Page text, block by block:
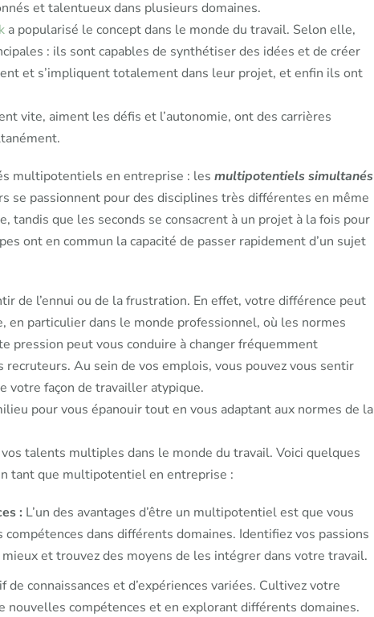
et talentueux dans plusieurs domaines.
a popularisé le concept dans le monde du travail. Selon elle,
: ils sont capables de synthétiser des idées et de créer
et s’impliquent totalement dans leur projet, et enfin ils ont
vite, aiment les défis et l’autonomie, ont des carrières
multipotentiels en entreprise : les multipotentiels simultanés
se passionnent pour des disciplines très différentes en même
que les seconds se consacrent à un projet à la fois pour
ont en commun la capacité de passer rapidement d’un sujet
de l’ennui ou de la frustration. En effet, votre différence peut
en particulier dans le monde professionnel, où les normes
pression peut vous conduire à changer fréquemment
Au sein de vos emplois, vous pouvez vous sentir
votre façon de travailler atypique.
pour vous épanouir tout en vous adaptant aux normes de la
talents multiples dans le monde du travail. Voici quelques
tant que multipotentiel en entreprise :
: L’un des avantages d’être un multipotentiel est que vous
dans différents domaines. Identifiez vos passions
et trouvez des moyens de les intégrer dans votre travail.
connaissances et d’expériences variées. Cultivez votre
compétences et en explorant différents domaines.